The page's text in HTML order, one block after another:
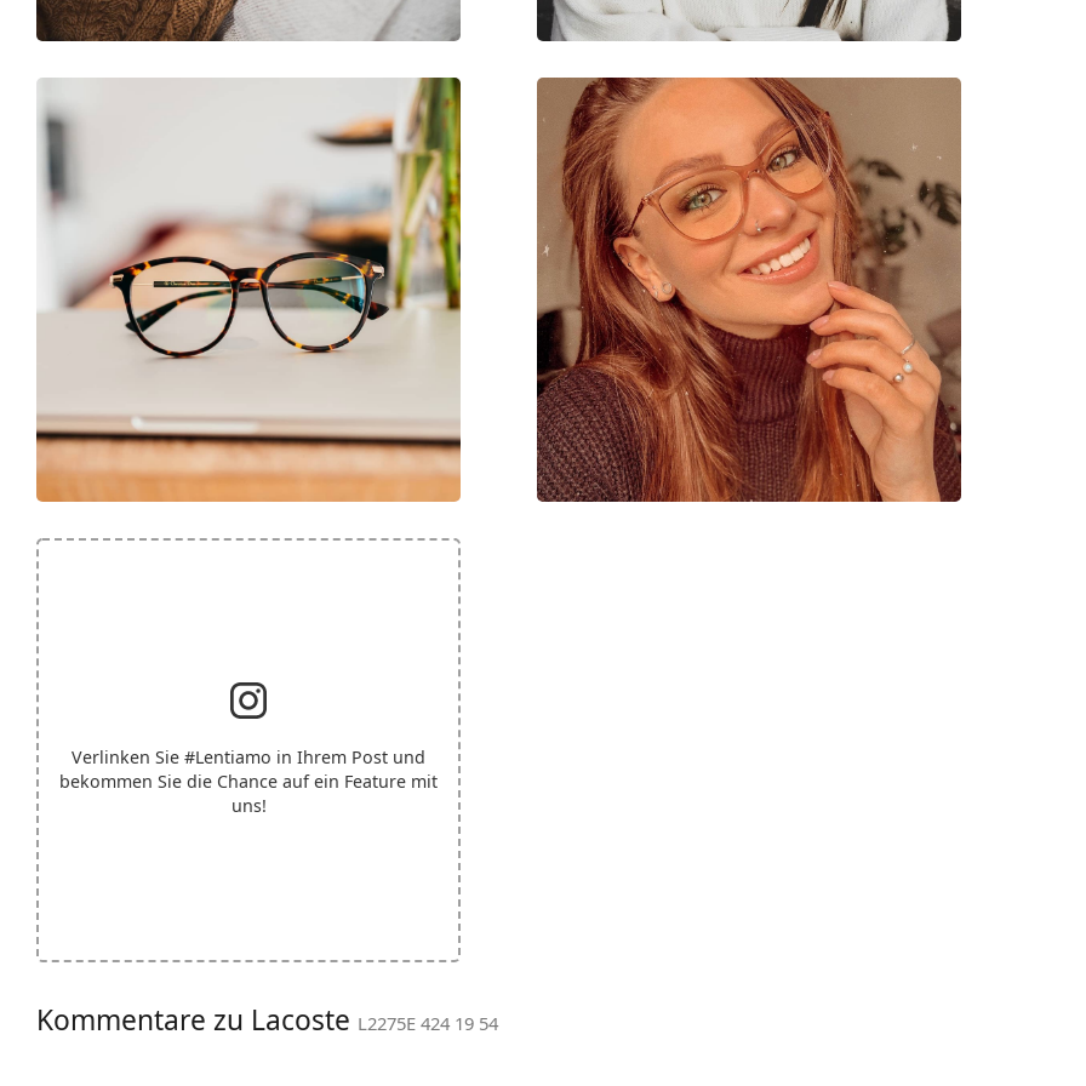
Code:
L2275E 424 19 54
Verlinken Sie #Lentiamo in Ihrem Post und
bekommen Sie die Chance auf ein Feature mit
uns!
Kommentare zu Lacoste L2275E 424 19 54